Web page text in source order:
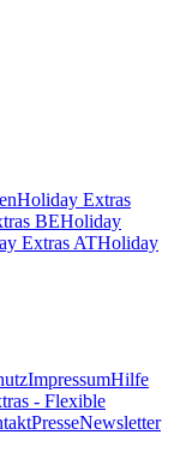
Holiday Extras
BEHoliday
Extras ATHoliday
ImpressumHilfe
- Flexible
PresseNewsletter